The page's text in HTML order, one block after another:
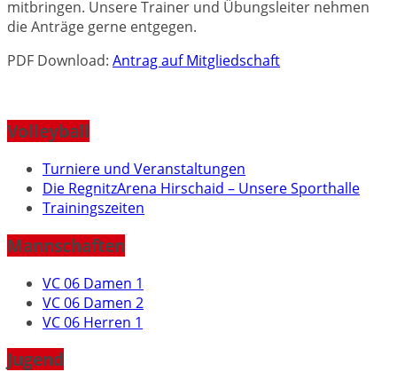
mitbringen. Unsere Trainer und Übungsleiter nehmen
die Anträge gerne entgegen.
PDF Download: Antrag auf Mitgliedschaft
Volleyball
Turniere und Veranstaltungen
Die RegnitzArena Hirschaid – Unsere Sporthalle
Trainingszeiten
Mannschaften
VC 06 Damen 1
VC 06 Damen 2
VC 06 Herren 1
Jugend